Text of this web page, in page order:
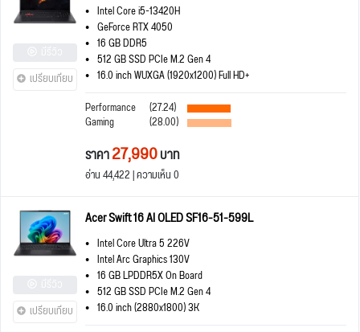
เปรียบเทียบ
Intel Core i5-13420H
GeForce RTX 4050
16 GB DDR5
512 GB SSD PCIe M.2 Gen 4
16.0 inch WUXGA (1920x1200) Full HD+
Performance
(27.24)
Gaming (28.00)
ราคา27,990บาท
อ่าน 44,422 | ความเห็น 0
เปรียบเทียบ
Acer Swift 16 AI OLED SF16-51-599L
Intel Core Ultra 5 226V
Intel Arc Graphics 130V
16 GB LPDDR5X On Board
512 GB SSD PCIe M.2 Gen 4
16.0 inch (2880x1800) 3K